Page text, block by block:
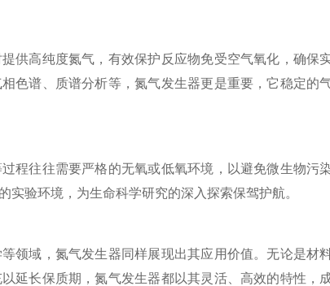
高纯度氮气，有效保护反应物免受空气氧化，确保
色谱、质谱分析等，氮气发生器更是重要，它稳定的
往往需要严格的无氧或低氧环境，以避免微生物污
验环境，为生命科学研究的深入探索保驾护航。
域，氮气发生器同样展现出其应用价值。无论是材
延长保质期，氮气发生器都以其灵活、高效的特性，